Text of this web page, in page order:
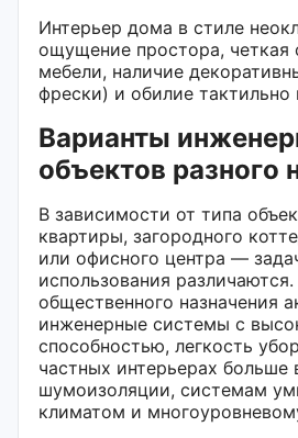
Интерьер дома в стиле
ощущение простора, четкая
мебели, наличие
фрески) и обилие
Варианты
объектов разного
В зависимости от типа
квартиры, загородного
или офисного центра —
использования
общественного назначения
инженерные системы с
способностью, легкость
частных интерьерах больше
шумоизоляции, системам
климатом и